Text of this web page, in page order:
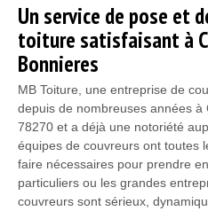
Un service de pose et
toiture satisfaisant à
Bonnieres
MB Toiture, une entreprise de
depuis de nombreuses années à
78270 et a déjà une notoriété
équipes de couvreurs ont toutes
faire nécessaires pour prendre
particuliers ou les grandes
couvreurs sont sérieux,